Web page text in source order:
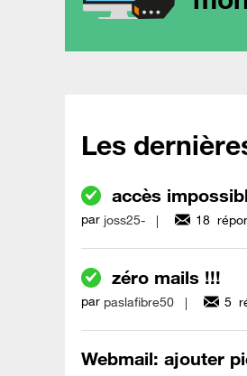
Les
accès
par joss25- 18
zéro mails !!!
par paslafibre50 5
Webmail: ajouter